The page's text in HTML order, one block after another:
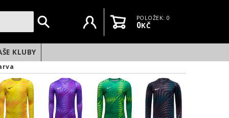
Uživatelský účet
KošíkPOLOŽEK: 0
0KČ
KLUBY